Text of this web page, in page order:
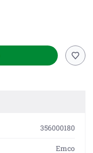
356000180
Emco